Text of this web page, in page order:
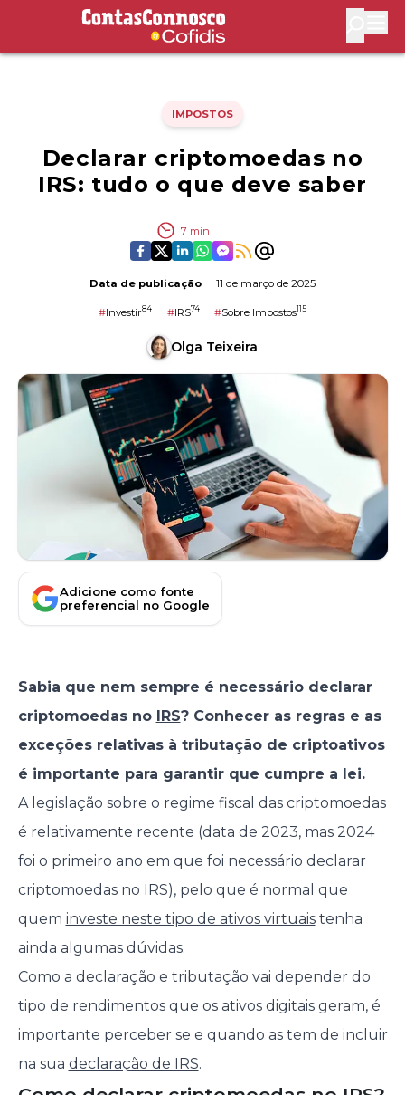
Contas Connosco by Cofidis
IMPOSTOS
Declarar criptomoedas no
IRS: tudo o que deve saber
7 min
Data de publicação 11 de março de 2025
#Investir84 #IRS74 #Sobre Impostos115
Olga Teixeira
Adicione como fonte
preferencial no Google
Sabia que nem sempre é necessário declarar
criptomoedas no
IRS? Conhecer as regras e as
exceções relativas à tributação de criptoativos
é importante para garantir que cumpre a lei.
A legislação sobre o regime fiscal das criptomoedas
é relativamente recente (data de 2023, mas 2024
foi o primeiro ano em que foi necessário declarar
criptomoedas no IRS), pelo que é normal que
quem investe neste tipo de ativos virtuaistenha
ainda algumas dúvidas.
Como a declaração e tributação vai depender do
tipo de rendimentos que os ativos digitais geram, é
importante perceber se e quando as tem de incluir
na sua declaração de IRS.